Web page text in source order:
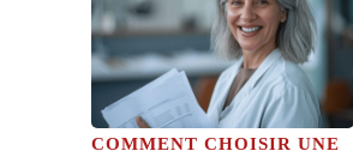
COMMENT CHOISIR UNE